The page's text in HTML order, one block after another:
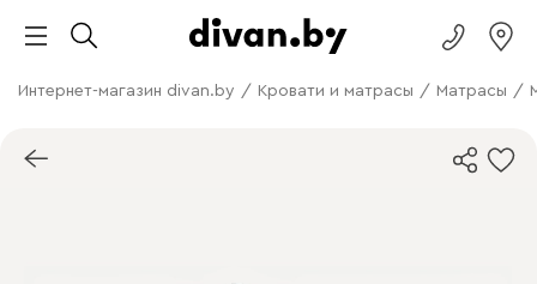
Интернет-магазин divan.by / Кровати и матрасы / Матрасы /